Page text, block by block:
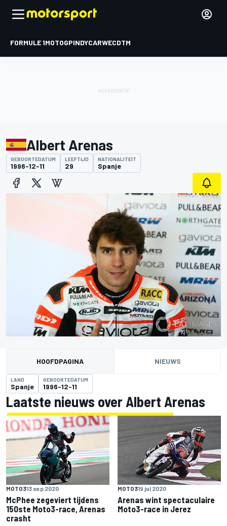
FORMULE 1MOTOGPINDYCARWECDTM
Albert Arenas
GEBOORTEDATUM
1996-12-11
LEEFTIJD
29
NATIONALITEIT
Spanje
HOOFDPAGINA NIEUWS
LAND
Spanje
GEBOORTEDATUM
1996-12-11
Laatste nieuws over Albert Arenas
MOTO313 sep 2020
McPhee zegeviert tijdens
150ste Moto3-race, Arenas
crasht
MOTO319 jul 2020
Arenas wint spectaculaire
Moto3-race in Jerez